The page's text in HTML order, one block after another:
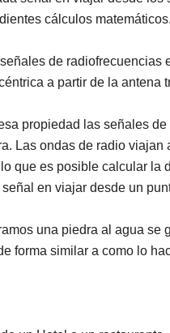
cálculos matemáticos.
de radiofrecuencias
a partir de la antena
propiedad las señales
Las ondas de radio viajan
que es posible calcular la
en viajar desde un
una piedra al agua se
forma similar a como lo